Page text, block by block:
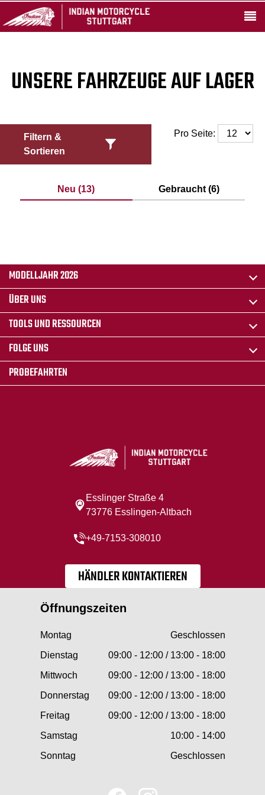
UNSERE FAHRZEUGE AUF LAGER
Filtern &
Sortieren
Pro Seite:
Neu (13) Gebraucht (6)
MODELLJAHR 2026
ÜBER UNS
TOOLS UND RESSOURCEN
FOLGE UNS
PROBEFAHRTEN
Esslinger Straße 4
73776 Esslingen-Altbach
+49-7153-308010
HÄNDLER KONTAKTIEREN
Öffnungszeiten
Montag
Geschlossen
Dienstag
09:00 - 12:00 / 13:00 - 18:00
Mittwoch
09:00 - 12:00 / 13:00 - 18:00
Donnerstag
09:00 - 12:00 / 13:00 - 18:00
Freitag
09:00 - 12:00 / 13:00 - 18:00
Samstag
10:00 - 14:00
Sonntag
Geschlossen